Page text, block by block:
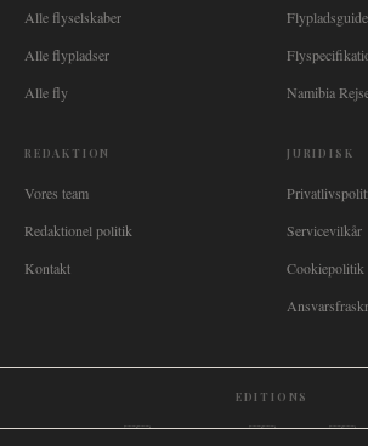
Alle flyselskaber
Alle flypladser
Alle fly
Namibia
REDAKTION
Vores team
Redaktionel politik
Kontakt
JURIDISK
Servicevilkår
Cookiepolitik
EDITIONS
🌐 International🇬🇧 United Kingdom🇦🇺 Australia🇨🇦